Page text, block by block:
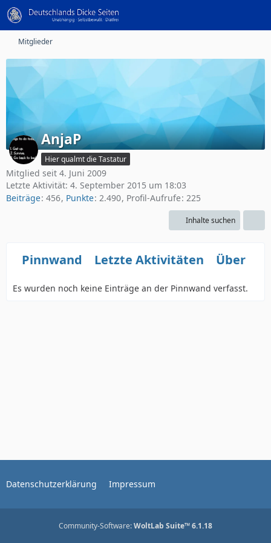
Mitglieder
AnjaP
Hier qualmt die Tastatur
Mitglied seit 4. Juni 2009
Letzte Aktivität: 4. September 2015 um 18:03
Beiträge 456 Punkte 2.490 Profil-Aufrufe 225
Inhalte suchen
Pinnwand Letzte Aktivitäten Über
Es wurden noch keine Einträge an der Pinnwand verfasst.
Datenschutzerklärung Impressum
Community-Software:WoltLab Suite™ 6.1.18